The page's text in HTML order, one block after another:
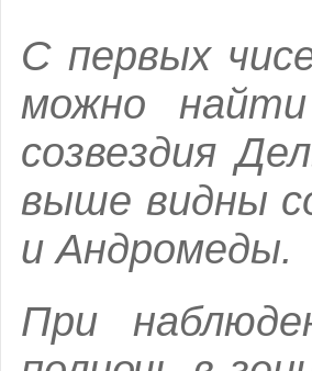
С первых
можно
созвездия
выше видны
и Андромеды.
При